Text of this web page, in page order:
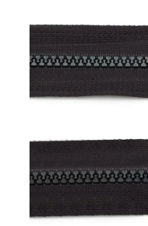
hviezdičiek.